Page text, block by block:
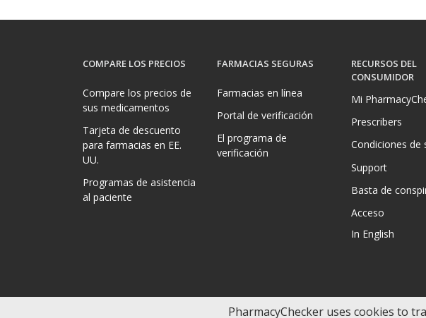
COMPARE LOS PRECIOS
Compare los precios de
sus medicamentos
Tarjeta de descuento
para farmacias en EE.
UU.
Programas de asistencia
al paciente
FARMACIAS SEGURAS
Farmacias en línea
Portal de verificación
El programa de
verificación
RECURSOS DEL
CONSUMIDOR
Mi
Prescribers
Condiciones de
Support
Basta de
Acceso
In English
Copyright 2026, PharmacyChecker.com LLC. Todos los derechos